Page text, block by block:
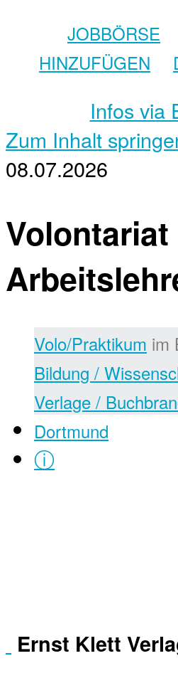
JOBBÖRSE
HINZUFÜGEN
Infos via
Zum Inhalt
08.07.2026
Volontariat
Volo/Praktikum im
Bildung /
Verlage /
Dortmund
ⓘ
Ernst Klett